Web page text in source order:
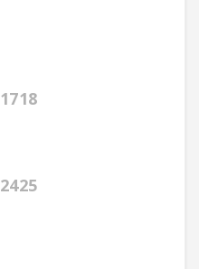
1718
2425